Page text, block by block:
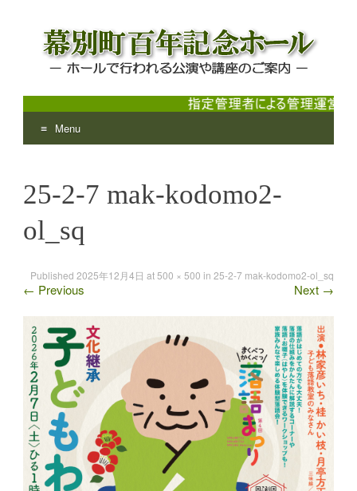
幕別町百年記念ホール
ホールで行われる公演や講座のご案内
Menu
content
25-2-7 mak-kodomo2-
ol_sq
Published 2025年12月4日 at 500 × 500 in 25-2-7 mak-kodomo2-ol_sq
← Previous Next →